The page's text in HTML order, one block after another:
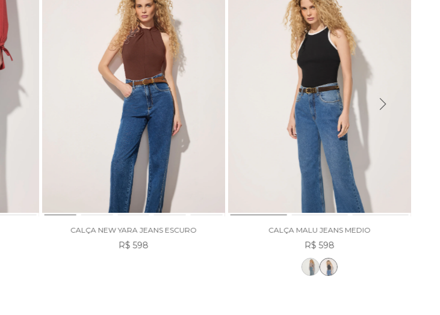
CALÇA NEW YARA JEANS ESCURO
R$ 598
CALÇA MALU JEANS MEDIO
R$ 598